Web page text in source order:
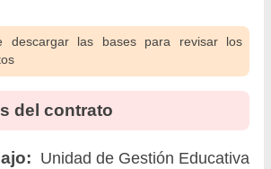
descargar las bases para revisar los
del contrato
Unidad de Gestión Educativa